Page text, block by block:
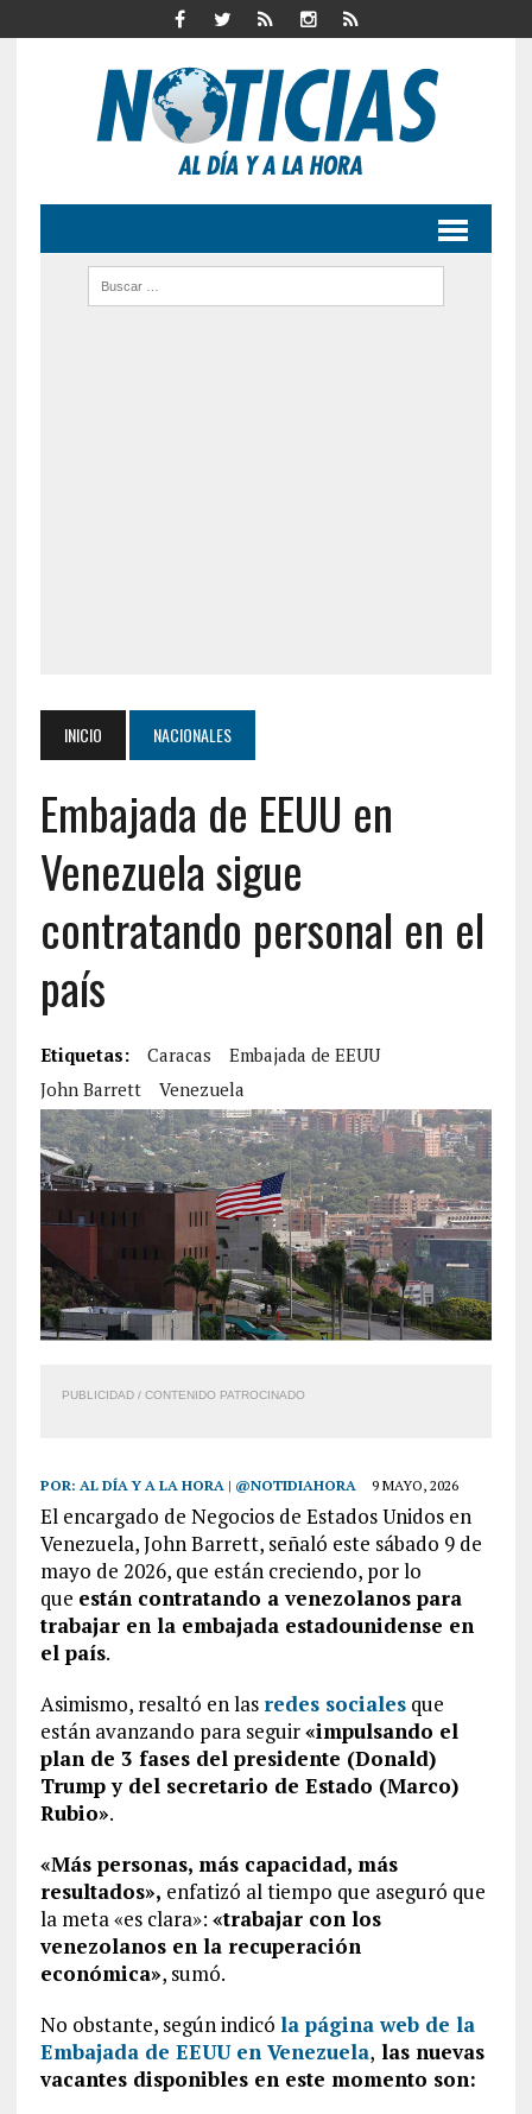
INICIO NACIONALES
Embajada de EEUU en
Venezuela sigue
contratando personal en el
país
Etiquetas: Caracas
Embajada de EEUU
John Barrett
Venezuela
PUBLICIDAD / CONTENIDO PATROCINADO
POR: AL DÍA Y A LA HORA | @NOTIDIAHORA 9 MAYO, 2026
El encargado de Negocios de Estados Unidos en
Venezuela, John Barrett, señaló este sábado 9 de
mayo de 2026, que están creciendo, por lo
que están contratando a venezolanos para
trabajar en la embajada estadounidense en
el país.
Asimismo, resaltó en las redes socialesque
están avanzando para seguir«impulsando el
plan de 3 fases del presidente (Donald)
Trump y del secretario de Estado (Marco)
Rubio».
«Más personas, más capacidad, más
resultados», enfatizó al tiempo que aseguró que
la meta «es clara»: «trabajar con los
venezolanos en la recuperación
económica», sumó.
No obstante, según indicó la página web de la
Embajada de EEUU en Venezuela, las nuevas
vacantes disponibles en este momento son: